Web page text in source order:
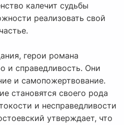
калечит судьбы
реализовать свой
герои романа
и справедливость. Они
и самопожертвование.
становятся своего рода
и несправедливости
утверждает, что